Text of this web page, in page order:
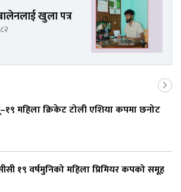
बालेनलाई खुला पत्र
महिला क्रिकेट टोली एशिया कपमा छनोट
१९ वर्षमुनिको महिला प्रिमियर कपको समूह